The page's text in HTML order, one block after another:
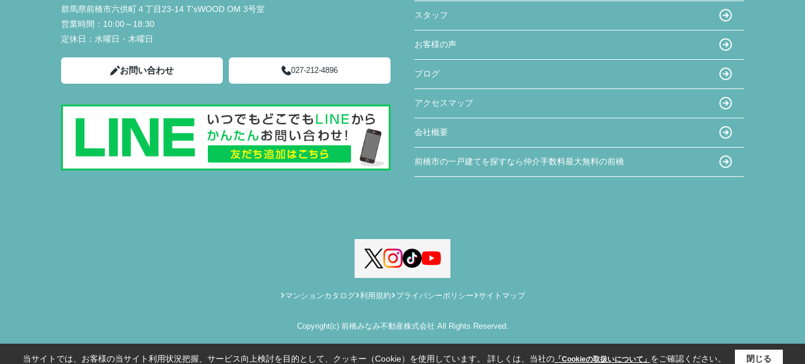
疑問点に対する返信が遅いことがなく、緊急性
のあるものはすぐ対応していただき助かりまし
住宅購入までの流れや進捗状況に応じてやるこ
とまとめたものを何度も更新し作っていただき
な複雑な手続きが円滑にでき助かりました。
住宅販売店が関わる疑問点に対しても、みなみ
不動産さんから連絡や確認していただきまし
た。さらに私達にわかりやすく説明していただ
き、手間のかかることを進んでしていただきあ
となんでもかんでも質問してしまいましたが、
LINEの返信は早く、確認しないと分からないこ
ともすぐに確認して連絡下さったので、安心感
群馬県前橋市六供町４丁目23‐14 T'sWOOD OM 3号室
営業時間： 10:00～18:30
定休日： 水曜日・木曜日
お問い合わせ 027-212-4896
スタッフ
お客様の声
ブログ
アクセスマップ
会社概要
前橋市の一戸建てを探すなら仲介手数料最大無料の前橋
マンションカタログ 利用規約 プライバシーポリシー サイトマップ
Copyright(c) 前橋みなみ不動産株式会社 All Rights Reserved.
当サイトでは、お客様の当サイト利用状況把握、サービス向上検討を目的として、クッキー（Cookie）を使用しています。 詳しくは、当社の「Cookieの取扱いについて」 をご確認ください。 閉じる